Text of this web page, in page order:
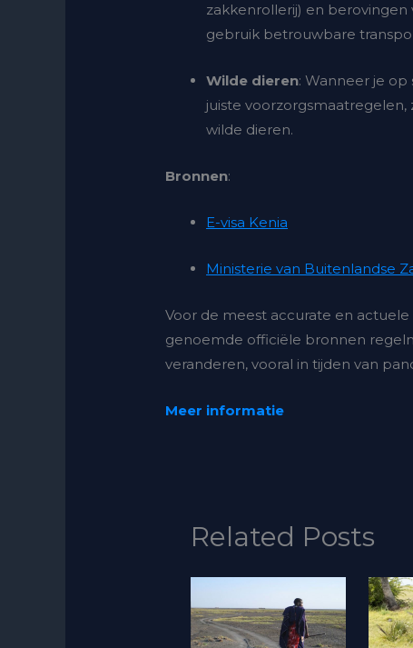
zakkenrollerij) en
gebruik betrouwbare
Wilde dieren: Wanneer je op
juiste
wilde dieren.
Bronnen:
E-visa Kenia
Ministerie van Buitenlandse
Voor de meest accurate en
genoemde officiële bronnen
veranderen, vooral in tijden van
Meer informatie
Related Posts